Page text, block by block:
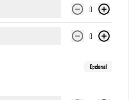
Torta de Chocolate
Torta cubierta de fudge, rellena de manjar blanco
0
0
Opcional